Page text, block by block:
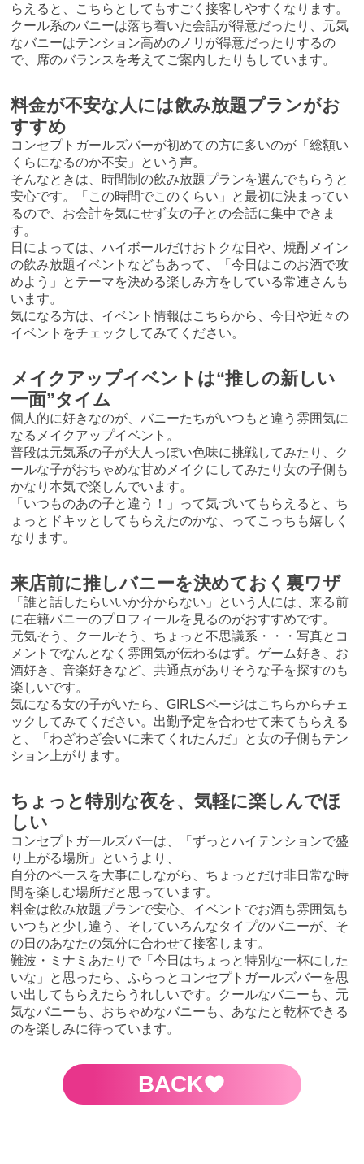
らえると、こちらとしてもすごく接客しやすくなります。
クール系のバニーは落ち着いた会話が得意だったり、元気
なバニーはテンション高めのノリが得意だったりするの
で、席のバランスを考えてご案内したりもしています。
料金が不安な人には飲み放題プランがお
すすめ
コンセプトガールズバーが初めての方に多いのが「総額い
くらになるのか不安」という声。
そんなときは、時間制の飲み放題プランを選んでもらうと
安心です。「この時間でこのくらい」と最初に決まってい
るので、お会計を気にせず女の子との会話に集中できま
す。
日によっては、ハイボールだけおトクな日や、焼酎メイン
の飲み放題イベントなどもあって、「今日はこのお酒で攻
めよう」とテーマを決める楽しみ方をしている常連さんも
います。
気になる方は、 イベント情報はこちらから、今日や近々の
イベントをチェックしてみてください。
メイクアップイベントは“推しの新しい
一面”タイム
個人的に好きなのが、バニーたちがいつもと違う雰囲気に
なるメイクアップイベント。
普段は元気系の子が大人っぽい色味に挑戦してみたり、ク
ールな子がおちゃめな甘めメイクにしてみたり女の子側も
かなり本気で楽しんでいます。
「いつものあの子と違う！」って気づいてもらえると、ち
ょっとドキッとしてもらえたのかな、ってこっちも嬉しく
なります。
来店前に推しバニーを決めておく裏ワザ
「誰と話したらいいか分からない」という人には、来る前
に在籍バニーのプロフィールを見るのがおすすめです。
元気そう、クールそう、ちょっと不思議系・・・写真とコ
メントでなんとなく雰囲気が伝わるはず。ゲーム好き、お
酒好き、音楽好きなど、共通点がありそうな子を探すのも
楽しいです。
気になる女の子がいたら、GIRLSページはこちらからチェ
ックしてみてください。出勤予定を合わせて来てもらえる
と、「わざわざ会いに来てくれたんだ」と女の子側もテン
ション上がります。
ちょっと特別な夜を、気軽に楽しんでほ
しい
コンセプトガールズバーは、「ずっとハイテンションで盛
り上がる場所」というより、
自分のペースを大事にしながら、ちょっとだけ非日常な時
間を楽しむ場所だと思っています。
料金は飲み放題プランで安心、イベントでお酒も雰囲気も
いつもと少し違う、そしていろんなタイプのバニーが、そ
の日のあなたの気分に合わせて接客します。
難波・ミナミあたりで「今日はちょっと特別な一杯にした
いな」と思ったら、ふらっとコンセプトガールズバーを思
い出してもらえたらうれしいです。クールなバニーも、元
気なバニーも、おちゃめなバニーも、あなたと乾杯できる
のを楽しみに待っています。
BACK